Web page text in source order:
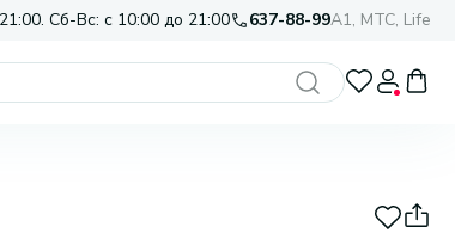
Сб-Вс: с 10:00 до 21:00 637-88-99A1, МТС, Life